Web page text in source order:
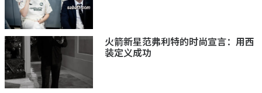
火箭新星范弗利特的时尚宣言：用西
装定义成功